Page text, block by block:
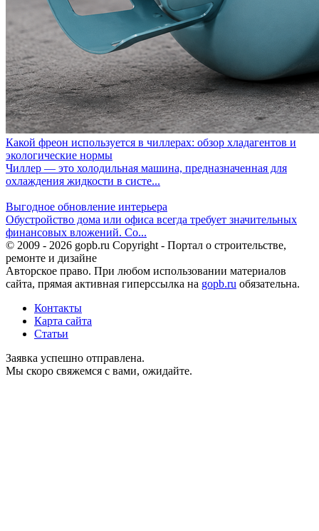
Какой фреон используется в чиллерах: обзор хладагентов и
экологические нормы
Чиллер — это холодильная машина, предназначенная для
охлаждения жидкости в систе...
Выгодное обновление интерьера
Обустройство дома или офиса всегда требует значительных
финансовых вложений. Со...
© 2009 - 2026 gopb.ru Copyright - Портал о строительстве,
ремонте и дизайне
Авторское право. При любом использовании материалов
сайта, прямая активная гиперссылка на gopb.ru обязательна.
Контакты
Карта сайта
Статьи
Заявка успешно отправлена.
Мы скоро свяжемся с вами, ожидайте.